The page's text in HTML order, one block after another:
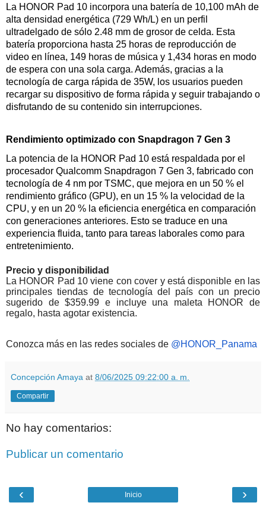
La HONOR Pad 10 incorpora una batería de 10,100 mAh de
alta densidad energética (729 Wh/L) en un perfil
ultradelgado de sólo 2.48 mm de grosor de celda. Esta
batería proporciona hasta 25 horas de reproducción de
video en línea, 149 horas de música y 1,434 horas en modo
de espera con una sola carga. Además, gracias a la
tecnología de carga rápida de 35W, los usuarios pueden
recargar su dispositivo de forma rápida y seguir trabajando o
disfrutando de su contenido sin interrupciones.
Rendimiento optimizado con Snapdragon 7 Gen 3
La potencia de la HONOR Pad 10 está respaldada por el
procesador Qualcomm Snapdragon 7 Gen 3, fabricado con
tecnología de 4 nm por TSMC, que mejora en un 50 % el
rendimiento gráfico (GPU), en un 15 % la velocidad de la
CPU, y en un 20 % la eficiencia energética en comparación
con generaciones anteriores. Esto se traduce en una
experiencia fluida, tanto para tareas laborales como para
entretenimiento.
Precio y disponibilidad
La HONOR Pad 10 viene con cover y está disponible en las
principales tiendas de tecnología del país con un precio
sugerido de $359.99 e incluye una maleta HONOR de
regalo, hasta agotar existencia.
Conozca más en las redes sociales de @HONOR_Panama
Concepción Amaya at 8/06/2025 09:22:00 a. m.
Compartir
No hay comentarios:
Publicar un comentario
‹ ›
Inicio